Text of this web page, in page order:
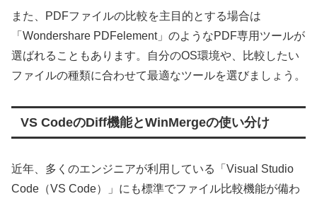
また、PDFファイルの比較を主目的とする場合は
「Wondershare PDFelement」のようなPDF専用ツールが
選ばれることもあります。自分のOS環境や、比較したい
ファイルの種類に合わせて最適なツールを選びましょう。
VS CodeのDiff機能とWinMergeの使い分け
近年、多くのエンジニアが利用している「Visual Studio
Code（VS Code）」にも標準でファイル比較機能が備わ